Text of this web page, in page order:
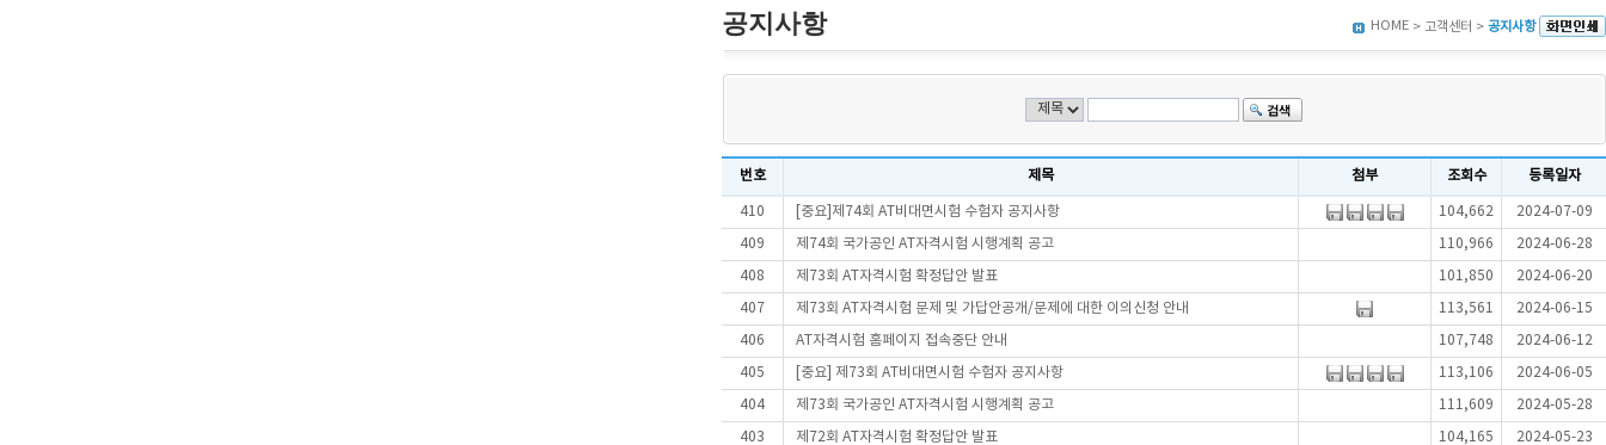
공지사항 HOME > 고객센터 > 공지사항
번호 제목 첨부 조회수 등록일자
410 [중요]제74회 AT비대면시험 수험자 공지사항 104,662 2024-07-09
409 제74회 국가공인 AT자격시험 시행계획 공고 110,966 2024-06-28
408 제73회 AT자격시험 확정답안 발표 101,850 2024-06-20
407 제73회 AT자격시험 문제 및 가답안공개/문제에 대한 이의신청 안내 113,561 2024-06-15
406 AT자격시험 홈페이지 접속중단 안내 107,748 2024-06-12
405 [중요] 제73회 AT비대면시험 수험자 공지사항 113,106 2024-06-05
404 제73회 국가공인 AT자격시험 시행계획 공고 111,609 2024-05-28
403 제72회 AT자격시험 확정답안 발표 104,165 2024-05-23